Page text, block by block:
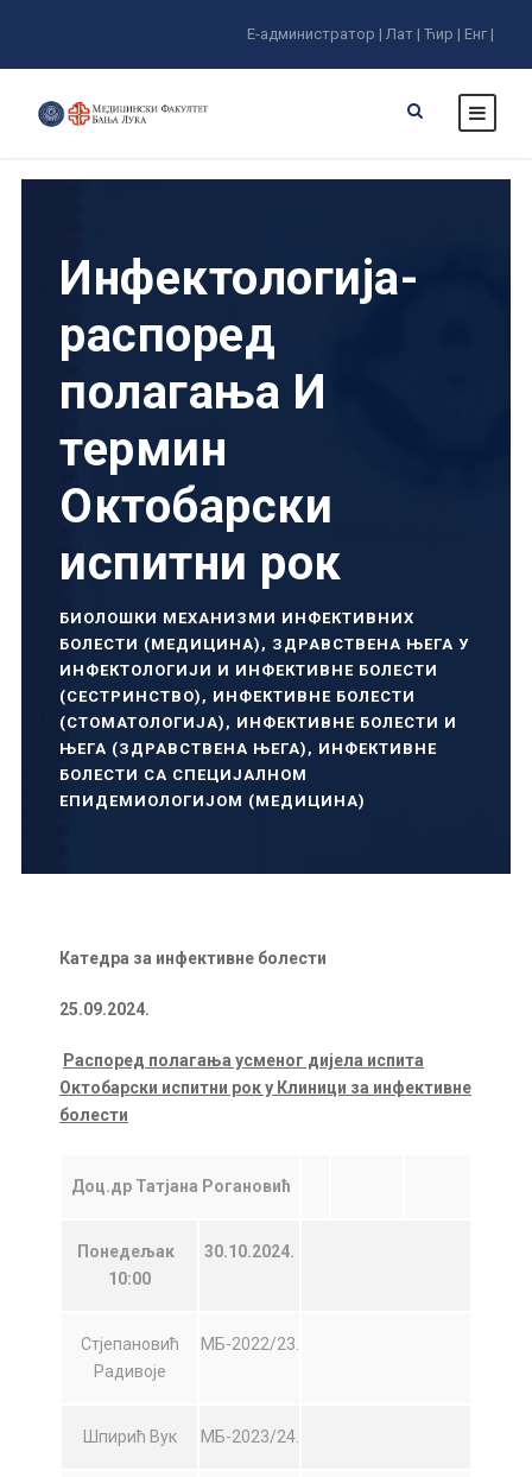
Е-администратор | Лат | Ћир | Енг |
Инфектологија-
распоред
полагања И
термин
Октобарски
испитни рок
БИОЛОШКИ МЕХАНИЗМИ ИНФЕКТИВНИХ
БОЛЕСТИ (МЕДИЦИНА) , ЗДРАВСТВЕНА ЊЕГА У
ИНФЕКТОЛОГИЈИ И ИНФЕКТИВНЕ БОЛЕСТИ
(СЕСТРИНСТВО) , ИНФЕКТИВНЕ БОЛЕСТИ
(СТОМАТОЛОГИЈА) , ИНФЕКТИВНЕ БОЛЕСТИ И
ЊЕГА (ЗДРАВСТВЕНА ЊЕГА) , ИНФЕКТИВНЕ
БОЛЕСТИ СА СПЕЦИЈАЛНОМ
ЕПИДЕМИОЛОГИЈОМ (МЕДИЦИНА)
Катедра за инфективне болести
25.09.2024.
Распоред полагања усменог дијела испита
Октобарски испитни рок у Клиници за инфективне
болести
Доц.др Татјана Рогановић
Понедељак
10:00
30.10.2024.
Стјепановић
Радивоје
МБ-2022/23.
Шпирић Вук МБ-2023/24.